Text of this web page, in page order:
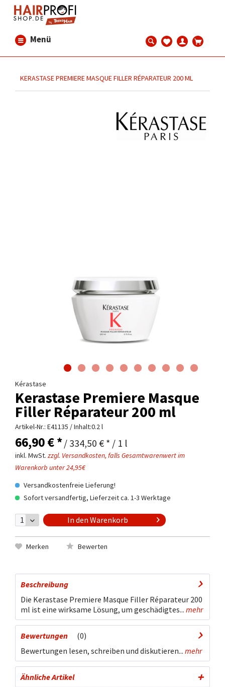
Menü
KERASTASE PREMIERE MASQUE FILLER RÉPARATEUR 200 ML
Kérastase
Kerastase Premiere Masque
Filler Réparateur 200 ml
Artikel-Nr.: E41135 / Inhalt:0.2 l
66,90 € */ 334,50 € * / 1 l
inkl. MwSt. zzgl. Versandkosten, falls Gesamtwarenwert im
Warenkorb unter 24,95€
Versandkostenfreie Lieferung!
Sofort versandfertig, Lieferzeit ca. 1-3 Werktage
In den Warenkorb
Merken Bewerten
Beschreibung
Die Kerastase Premiere Masque Filler Réparateur 200
ml ist eine wirksame Lösung, um geschädigtes... mehr
Bewertungen
0
Bewertungen lesen, schreiben und diskutieren... mehr
Ähnliche Artikel